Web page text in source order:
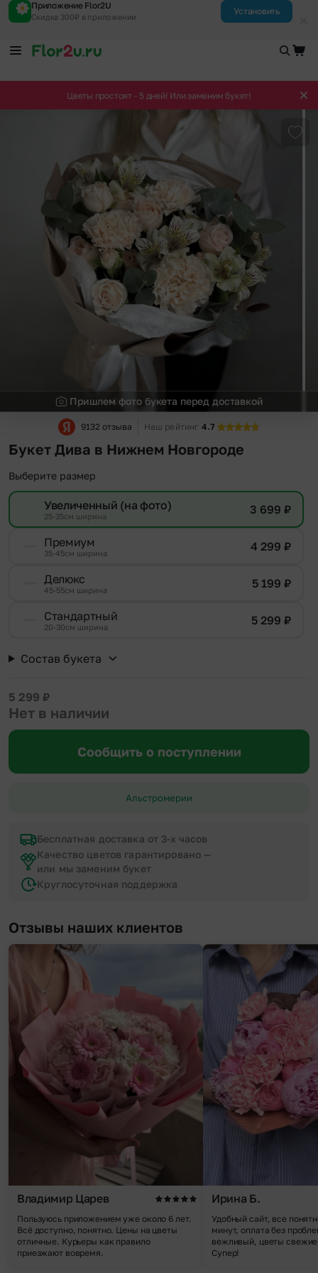
Приложение Flor2U
Скидка 300₽ в приложении
Установить
Цветы простоят - 5 дней! Или заменим букет!
Пришлем фото букета перед доставкой
9132 отзыва Наш рейтинг 4.7
Букет Дива в Нижнем Новгороде
Выберите размер
Увеличенный (на фото)
25-35см ширина 3 699 ₽
Премиум
35-45см ширина 4 299 ₽
Делюкс
45-55см ширина 5 199 ₽
Стандартный
20-30см ширина 5 299 ₽
Состав букета
5 299 ₽
Нет в наличии
Сообщить о поступлении
Альстромерии
Бесплатная доставка от 3-х часов
Качество цветов гарантировано —
или мы заменим букет
Круглосуточная поддержка
Отзывы наших клиентов
Владимир Царев
Пользуюсь приложением уже около 6 лет.
Всё доступно, понятно. Цены на цветы
отличные. Курьеры как правило
приезжают вовремя.
Ирина Б.
Удобный сайт, все
минут, оплата без
вежливый, цветы
Супер!